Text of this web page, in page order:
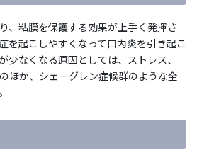
、粘膜を保護する効果が上手く発揮さ
を起こしやすくなって口内炎を引き起こ
少なくなる原因としては、ストレス、
ほか、シェーグレン症候群のような全